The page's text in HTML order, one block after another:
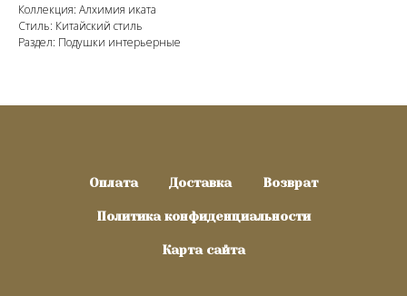
Коллекция: Алхимия иката
Стиль: Китайский стиль
Раздел: Подушки интерьерные
Оплата Доставка Возврат
Политика конфиденциальности
Карта сайта